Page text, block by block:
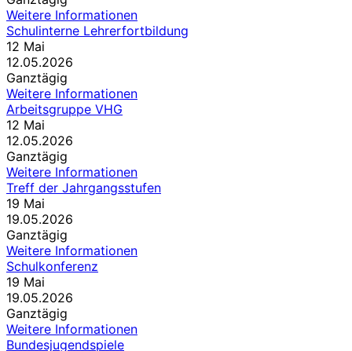
Weitere Informationen
Schulinterne Lehrerfortbildung
12 Mai
12.05.2026
Ganztägig
Weitere Informationen
Arbeitsgruppe VHG
12 Mai
12.05.2026
Ganztägig
Weitere Informationen
Treff der Jahrgangsstufen
19 Mai
19.05.2026
Ganztägig
Weitere Informationen
Schulkonferenz
19 Mai
19.05.2026
Ganztägig
Weitere Informationen
Bundesjugendspiele